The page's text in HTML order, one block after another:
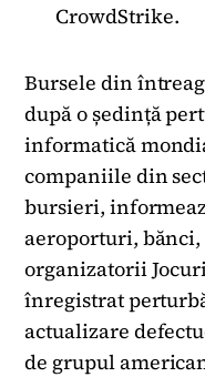
CrowdStrike.
Bursele din
după o ședință
informatică
companiile din
bursieri,
aeroporturi,
organizatorii
înregistrat
actualizare
de grupul